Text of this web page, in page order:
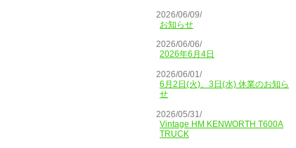
2026/06/09/
お知らせ
2026/06/06/
2026年6月4日
2026/06/01/
6月2日(火)、3日(水) 休業のお知ら
せ
2026/05/31/
Vintage HM KENWORTH T600A
TRUCK